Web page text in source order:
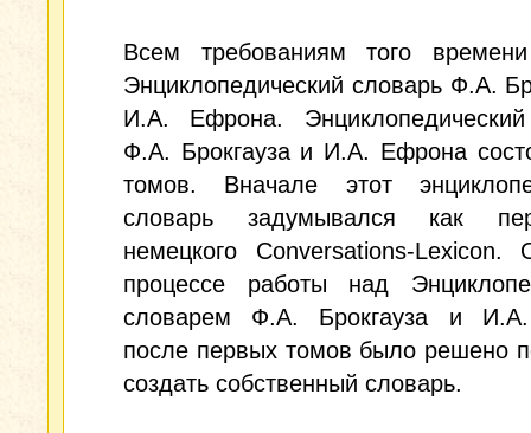
Всем требованиям того
Энциклопедический словарь Ф.А.
И.А. Ефрона.
Ф.А. Брокгауза и И.А. Ефрона
томов. Вначале этот
словарь задумывался как
немецкого Conversations-Lexicon.
процессе работы над
словарем Ф.А. Брокгауза и
после первых томов было решено
создать собственный словарь.